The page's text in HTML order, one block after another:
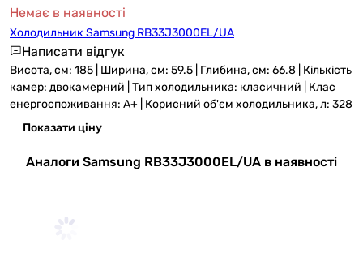
Немає в наявності
Холодильник Samsung RB33J3000EL/UA
Написати відгук
Висота, см: 185 | Ширина, см: 59.5 | Глибина, см: 66.8 | Кількість
камер: двокамерний | Тип холодильника: класичний | Клас
енергоспоживання: A+ | Корисний об'єм холодильника, л: 328
Показати ціну
Аналоги Samsung RB33J3000EL/UA в наявності